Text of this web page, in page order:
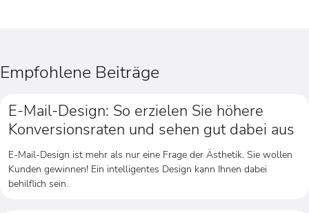
Empfohlene Beiträge
E-Mail-Design: So erzielen Sie höhere
Konversionsraten und sehen gut dabei aus
E-Mail-Design ist mehr als nur eine Frage der Ästhetik. Sie wollen
Kunden gewinnen! Ein intelligentes Design kann Ihnen dabei
behilflich sein.